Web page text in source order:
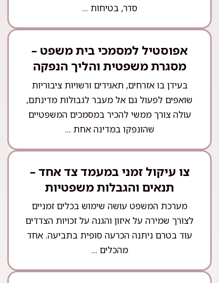
סדר, בטיחות ...
אפוסטיל למסמכי בית משפט –
מסגרת משפטית והליך הנפקה
בעידן בו אזרחים, תאגידים ורשויות ציבוריות
שואפים לפעול גם אל מעבר לגבולות מדינתם,
עולה צורך ממשי להכיר במסמכים המשפטיים
שהונפקו במדינה אחת ...
צו עיקול זמני במעמד צד אחד –
תנאים והגבלות משפטיות
מערכת המשפט עושה שימוש בכלים זמניים
לצורך שמירה על איזון והגנה על זכויות הצדדים
עוד בטרם ניתנה הכרעה סופית בתביעה. אחד
מהכלים ...